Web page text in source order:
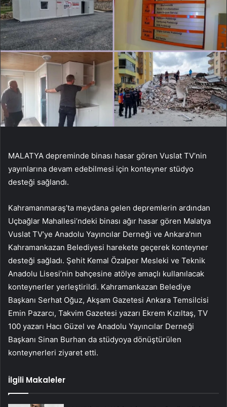
MALATYA depreminde binası hasar gören Vuslat TV’nin
yayınlarına devam edebilmesi için konteyner stüdyo
desteği sağlandı.
Kahramanmaraş’ta meydana gelen depremlerin ardından
Uçbağlar Mahallesi’ndeki binası ağır hasar gören Malatya
Vuslat TV’ye Anadolu Yayıncılar Derneği ve Ankara’nın
Kahramankazan Belediyesi harekete geçerek konteyner
desteği sağladı. Şehit Kemal Özalper Mesleki ve Teknik
Anadolu Lisesi’nin bahçesine atölye amaçlı kullanılacak
konteynerler yerleştirildi. Kahramankazan Belediye
Başkanı Serhat Oğuz, Akşam Gazetesi Ankara Temsilcisi
Emin Pazarcı, Takvim Gazetesi yazarı Ekrem Kızıltaş, TV
100 yazarı Hacı Güzel ve Anadolu Yayıncılar Derneği
Başkanı Sinan Burhan da stüdyoya dönüştürülen
konteynerleri ziyaret etti.
İlgili Makaleler